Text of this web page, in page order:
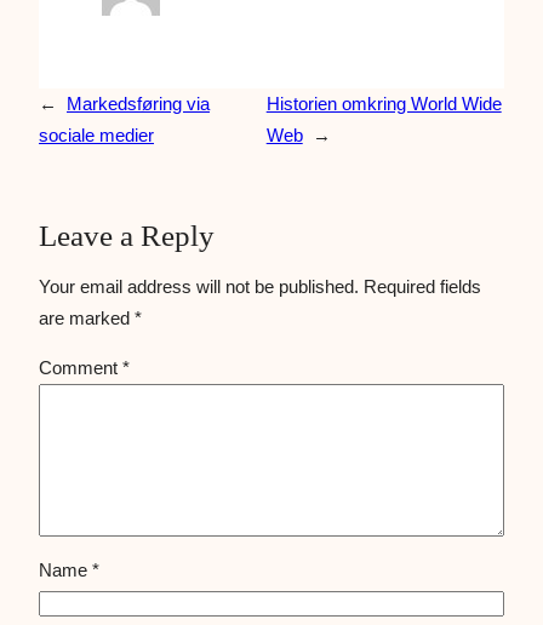
←
Markedsføring via
sociale medier
Historien omkring World Wide
Web
→
Leave a Reply
Your email address will not be published. Required fields
are marked *
Comment *
Name *